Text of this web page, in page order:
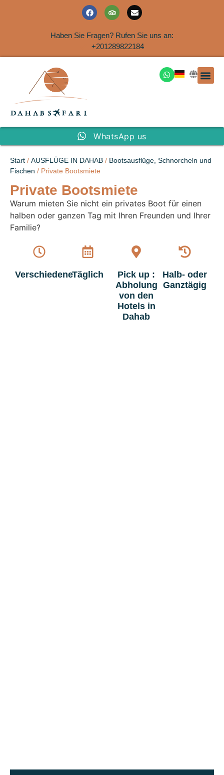
Haben Sie Fragen? Rufen Sie uns an:
+201289822184
WhatsApp us
Start / AUSFLÜGE IN DAHAB / Bootsausflüge, Schnorcheln und
Fischen / Private Bootsmiete
Private Bootsmiete
Warum mieten Sie nicht ein privates Boot für einen
halben oder ganzen Tag mit Ihren Freunden und Ihrer
Familie?
VerschiedeneTäglich
Pick up :
Abholung
von den
Hotels in
Dahab
Halb- oder
Ganztägig